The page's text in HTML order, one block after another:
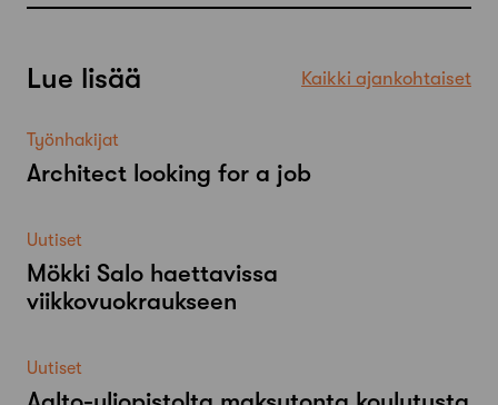
Lue lisää Kaikki ajankohtaiset
Työnhakijat
Architect looking for a job
Uutiset
Mökki Salo haettavissa
viikkovuokraukseen
Uutiset